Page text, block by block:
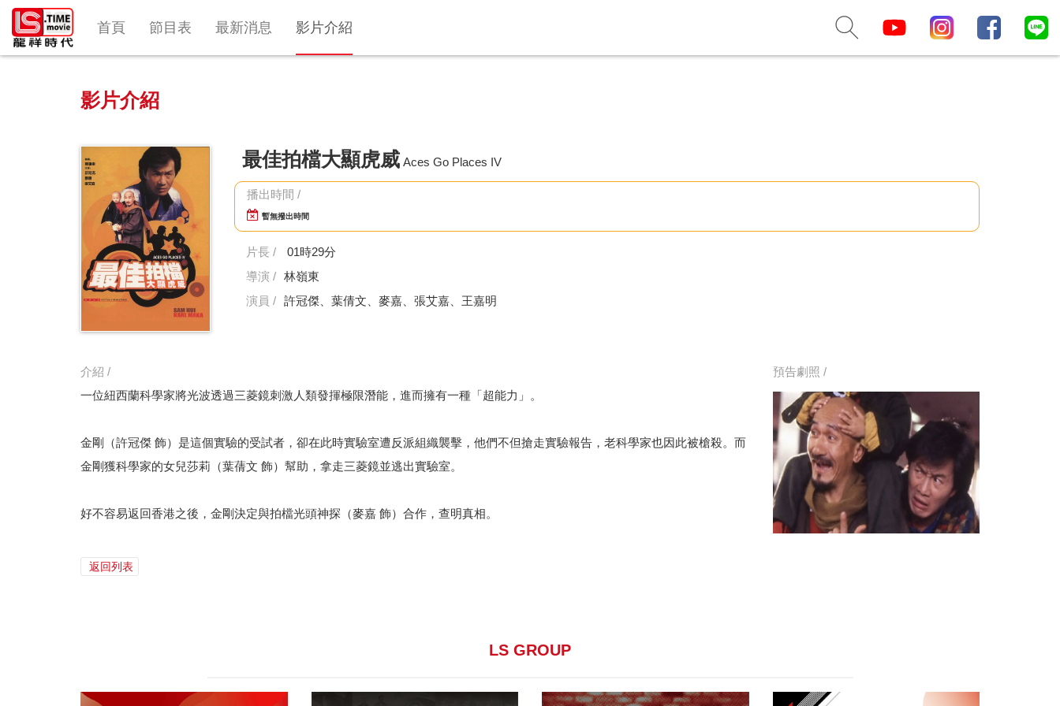
首頁 節目表 最新消息 影片介紹
影片介紹
最佳拍檔大顯虎威 Aces Go Places IV
播出時間 /
暫無撥出時間
片長 /
01時29分
導演 / 林嶺東
演員 / 許冠傑、葉倩文、麥嘉、張艾嘉、王嘉明
介紹 /
一位紐西蘭科學家將光波透過三菱鏡刺激人類發揮極限潛能，進而擁有一種「超能力」。
金剛（許冠傑 飾）是這個實驗的受試者，卻在此時實驗室遭反派組織襲擊，他們不但搶走實驗報告，老科學家也因此被槍殺。而
金剛獲科學家的女兒莎莉（葉蒨文 飾）幫助，拿走三菱鏡並逃出實驗室。
好不容易返回香港之後，金剛決定與拍檔光頭神探（麥嘉 飾）合作，查明真相。
預告劇照 /
返回列表
LS GROUP